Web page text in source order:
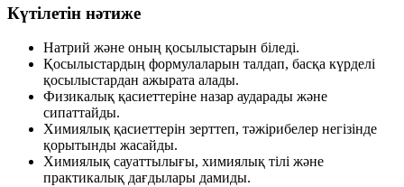
Күтілетін нәтиже
Натрий және оның қосылыстарын біледі.
Қосылыстардың формулаларын талдап, басқа күрделі
қосылыстардан ажырата алады.
Физикалық қасиеттеріне назар аударады және
сипаттайды.
Химиялық қасиеттерін зерттеп, тәжірибелер негізінде
қорытынды жасайды.
Химиялық сауаттылығы, химиялық тілі және
практикалық дағдылары дамиды.